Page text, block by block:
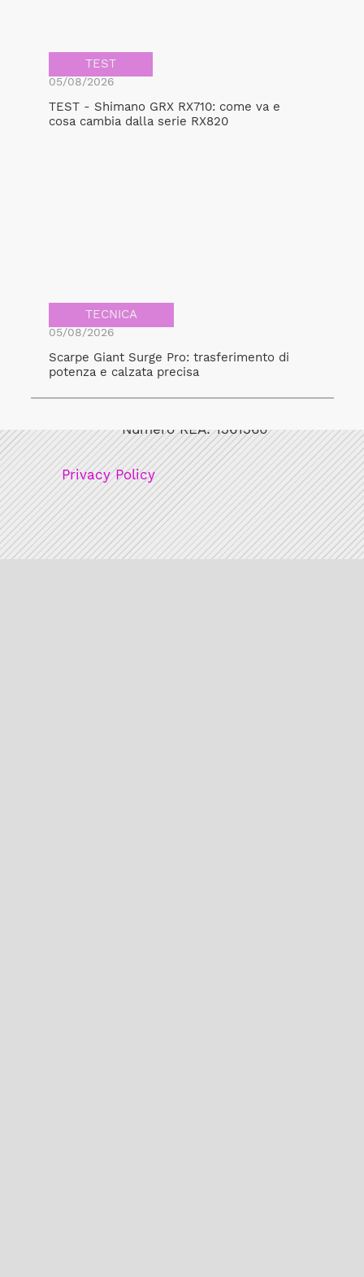
TEST
05/08/2026
TEST - Shimano GRX RX710: come va e
cosa cambia dalla serie RX820
TECNICA
05/08/2026
Scarpe Giant Surge Pro: trasferimento di
potenza e calzata precisa
Numero REA: 1361360
Privacy Policy